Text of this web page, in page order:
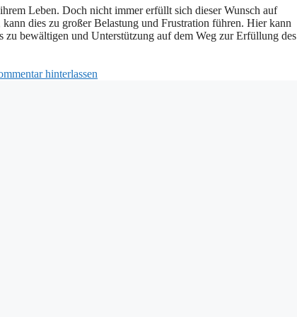
Leben. Doch nicht immer erfüllt sich dieser Wunsch auf
dies zu großer Belastung und Frustration führen. Hier kann
bewältigen und Unterstützung auf dem Weg zur Erfüllung des
hinterlassen